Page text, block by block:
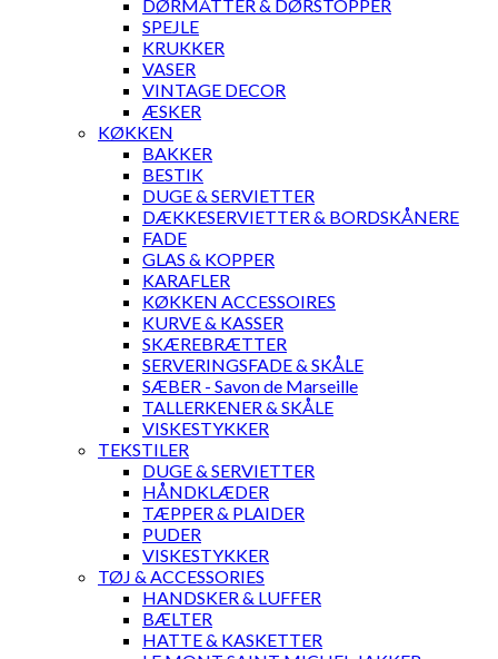
DØRMÅTTER & DØRSTOPPER
SPEJLE
KRUKKER
VASER
VINTAGE DECOR
ÆSKER
KØKKEN
BAKKER
BESTIK
DUGE & SERVIETTER
DÆKKESERVIETTER & BORDSKÅNERE
FADE
GLAS & KOPPER
KARAFLER
KØKKEN ACCESSOIRES
KURVE & KASSER
SKÆREBRÆTTER
SERVERINGSFADE & SKÅLE
SÆBER - Savon de Marseille
TALLERKENER & SKÅLE
VISKESTYKKER
TEKSTILER
DUGE & SERVIETTER
HÅNDKLÆDER
TÆPPER & PLAIDER
PUDER
VISKESTYKKER
TØJ & ACCESSORIES
HANDSKER & LUFFER
BÆLTER
HATTE & KASKETTER